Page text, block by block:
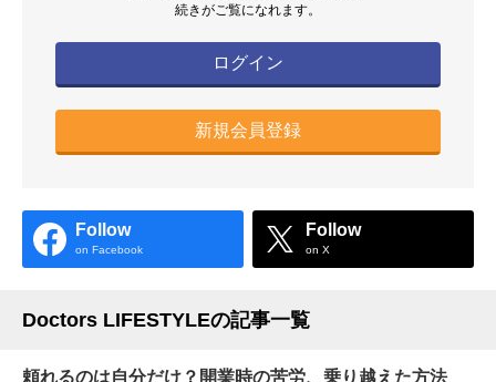
続きがご覧になれます。
ログイン
新規会員登録
Follow
on Facebook
Follow
on X
Doctors LIFESTYLEの記事一覧
頼れるのは自分だけ？開業時の苦労、乗り越えた方法